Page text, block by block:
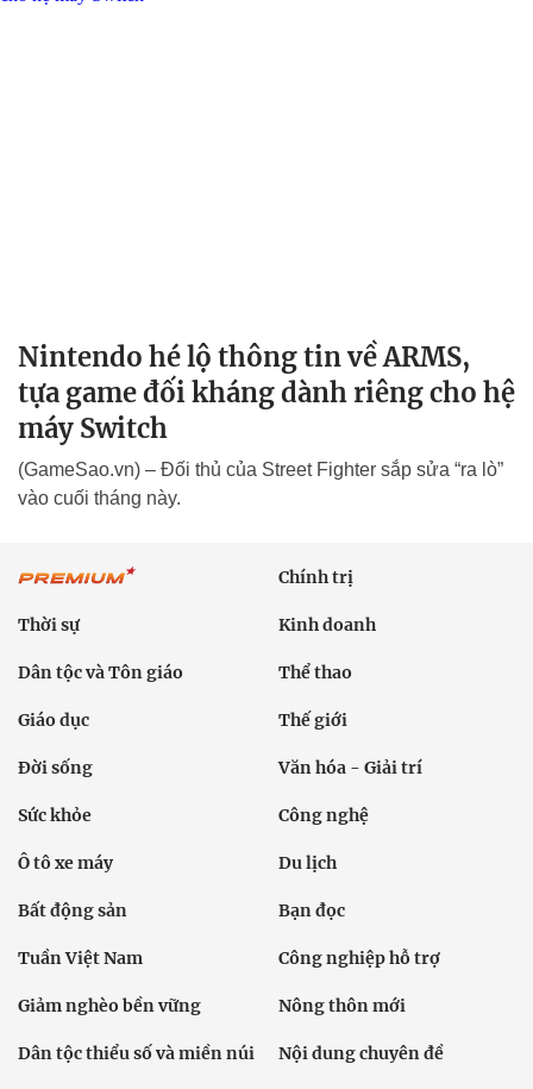
Nintendo hé lộ thông tin về ARMS,
tựa game đối kháng dành riêng cho hệ
máy Switch
(GameSao.vn) – Đối thủ của Street Fighter sắp sửa “ra lò”
vào cuối tháng này.
Chính trị
Thời sự Kinh doanh
Dân tộc và Tôn giáo Thể thao
Giáo dục Thế giới
Đời sống Văn hóa - Giải trí
Sức khỏe Công nghệ
Ô tô xe máy Du lịch
Bất động sản Bạn đọc
Tuần Việt Nam Công nghiệp hỗ trợ
Giảm nghèo bền vững Nông thôn mới
Dân tộc thiểu số và miền núi Nội dung chuyên đề